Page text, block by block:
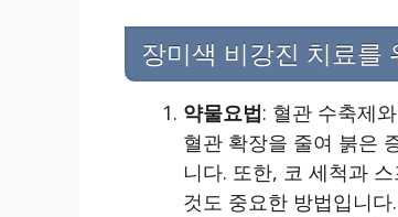
장미색 비강진 치료를
약물요법: 혈관 수축제
혈관 확장을 줄여 붉은
니다. 또한, 코 세척과
것도 중요한 방법입니